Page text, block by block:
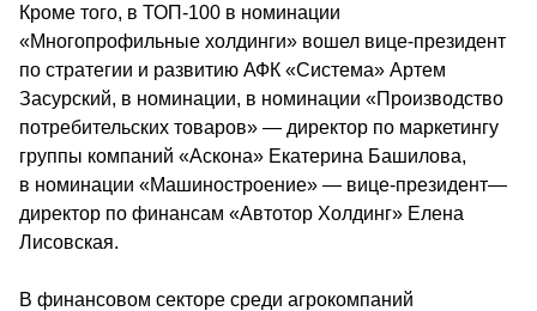
Кроме того, в ТОП-100 в номинации
«Многопрофильные холдинги» вошел вице-президент
по стратегии и развитию АФК «Система» Артем
Засурский, в номинации, в номинации «Производство
потребительских товаров» — директор по маркетингу
группы компаний «Аскона» Екатерина Башилова,
в номинации «Машиностроение» — вице-президент—
директор по финансам «Автотор Холдинг» Елена
Лисовская.
В финансовом секторе среди агрокомпаний